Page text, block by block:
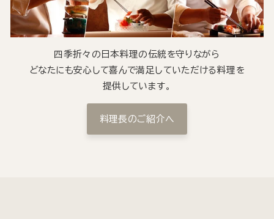
四季折々の日本料理の伝統を守りながら
どなたにも安心して喜んで満足していただける料理を
提供しています。
料理長のご紹介へ